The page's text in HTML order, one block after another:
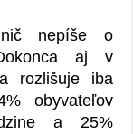
nepíše o
aj v
rozlišuje iba
obyvateľov
a 25%